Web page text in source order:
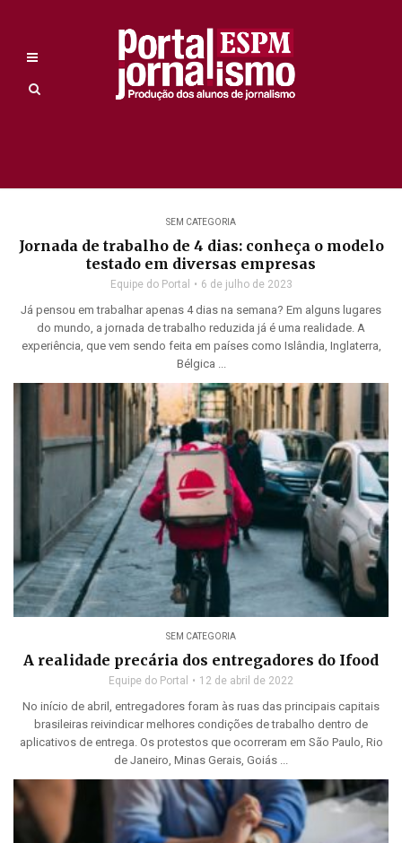
SEM CATEGORIA
Jornada de trabalho de 4 dias: conheça o modelo
testado em diversas empresas
Equipe do Portal 6 de julho de 2023
Já pensou em trabalhar apenas 4 dias na semana? Em alguns lugares
do mundo, a jornada de trabalho reduzida já é uma realidade. A
experiência, que vem sendo feita em países como Islândia, Inglaterra,
Bélgica ...
SEM CATEGORIA
A realidade precária dos entregadores do Ifood
Equipe do Portal 12 de abril de 2022
No início de abril, entregadores foram às ruas das principais capitais
brasileiras reivindicar melhores condições de trabalho dentro de
aplicativos de entrega. Os protestos que ocorreram em São Paulo, Rio
de Janeiro, Minas Gerais, Goiás ...